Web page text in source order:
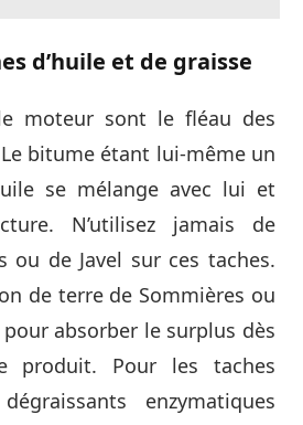
d’huile et de graisse
moteur sont le fléau des
bitume étant lui-même un
se mélange avec lui et
N’utilisez jamais de
ou de Javel sur ces taches.
de terre de Sommières ou
absorber le surplus dès
produit. Pour les taches
enzymatiques